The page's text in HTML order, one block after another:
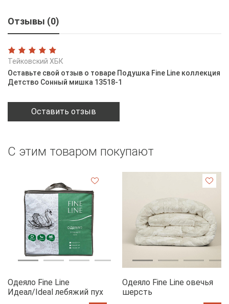
Отзывы (0)
Тейковский ХБК
Оставьте свой отзыв о товаре Подушка Fine Line коллекция
Детство Сонный мишка 13518-1
Оставить отзыв
С этим товаром покупают
Одеяло Fine Line
Идеал/Ideal лебяжий пух
Одеяло Fine Line овечья
шерсть